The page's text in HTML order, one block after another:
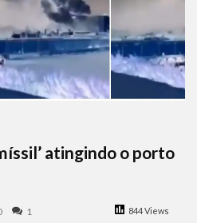
atingindo o porto
844 Views
1